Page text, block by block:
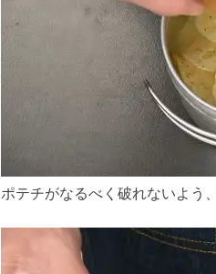
ポテチがなるべく破れないよう